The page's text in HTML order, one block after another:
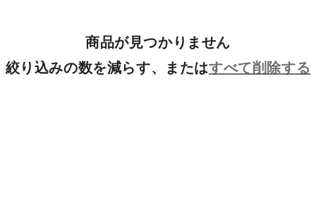
商品が見つかりません
絞り込みの数を減らす、またはすべて削除する